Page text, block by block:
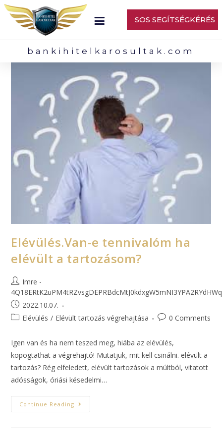
SOS SEGÍTSÉGKÉRÉS
bankihitelkarosultak.com
Elévülés.Van-e tennivalóm ha
elévült a tartozásom?
Imre -
2022.10.07.
Elévülés / Elévült tartozás végrehajtása 0 Comments
Igen van és ha nem teszed meg, hiába az elévülés,
kopogtathat a végrehajtó! Mutatjuk, mit kell csinálni. elévült a
tartozás? Rég elfeledett, elévült tartozások a múltból, vitatott
adósságok, óriási késedelmi…
Continue Reading